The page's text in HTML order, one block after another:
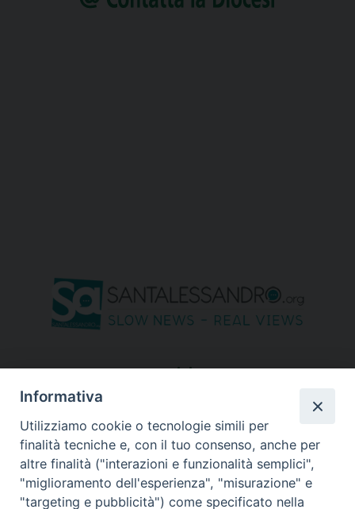
seguici su
Informativa
Utilizziamo cookie o tecnologie simili per
finalità tecniche e, con il tuo consenso, anche per
altre finalità ("interazioni e funzionalità semplici",
"miglioramento dell'esperienza", "misurazione" e
"targeting e pubblicità") come specificato nella